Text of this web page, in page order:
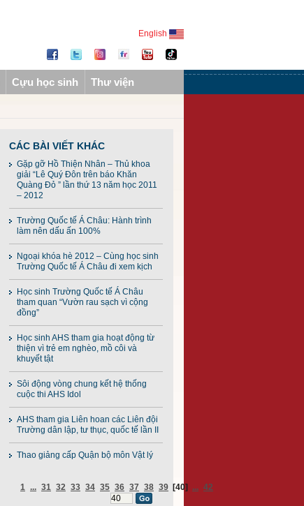
English
Cựu học sinh Thư viện
CÁC BÀI VIẾT KHÁC
Gặp gỡ Hồ Thiện Nhân – Thủ khoa
giải “Lê Quý Đôn trên báo Khăn
Quàng Đỏ ” lần thứ 13 năm học 2011
– 2012
Trường Quốc tế Á Châu: Hành trình
làm nên dấu ấn 100%
Ngoại khóa hè 2012 – Cùng học sinh
Trường Quốc tế Á Châu đi xem kịch
Học sinh Trường Quốc tế Á Châu
tham quan “Vườn rau sạch vì cộng
đồng”
Học sinh AHS tham gia hoạt động từ
thiện vì trẻ em nghèo, mồ côi và
khuyết tật
Sôi động vòng chung kết hệ thống
cuộc thi AHS Idol
AHS tham gia Liên hoan các Liên đội
Trường dân lập, tư thục, quốc tế lần II
Thao giảng cấp Quận bộ môn Vật lý
1 ... 31 32 33 34 35 36 37 38 39 [40] ... 42